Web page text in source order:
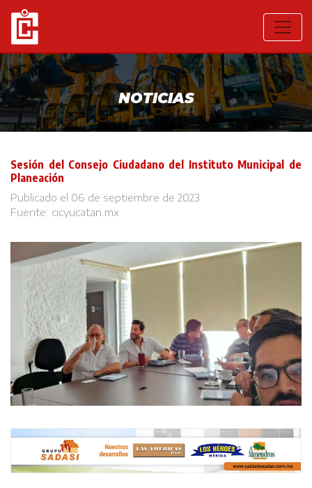
NOTICIAS
Sesión del Consejo Ciudadano del Instituto Municipal de
Planeación
Publicado el 06 de septiembre de 2023
Fuente: cicyucatan.mx